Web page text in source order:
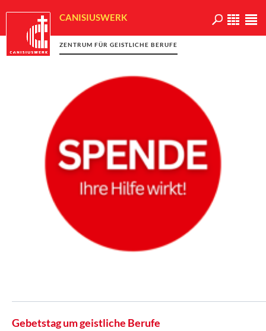
CANISIUSWERK
ZENTRUM FÜR GEISTLICHE BERUFE
Gebetstag um geistliche Berufe